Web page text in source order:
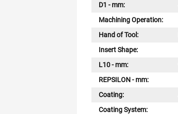
D1 - mm:
Machining Operation:
Hand of Tool:
Insert Shape:
L10 - mm:
REPSILON - mm:
Coating:
Coating System: